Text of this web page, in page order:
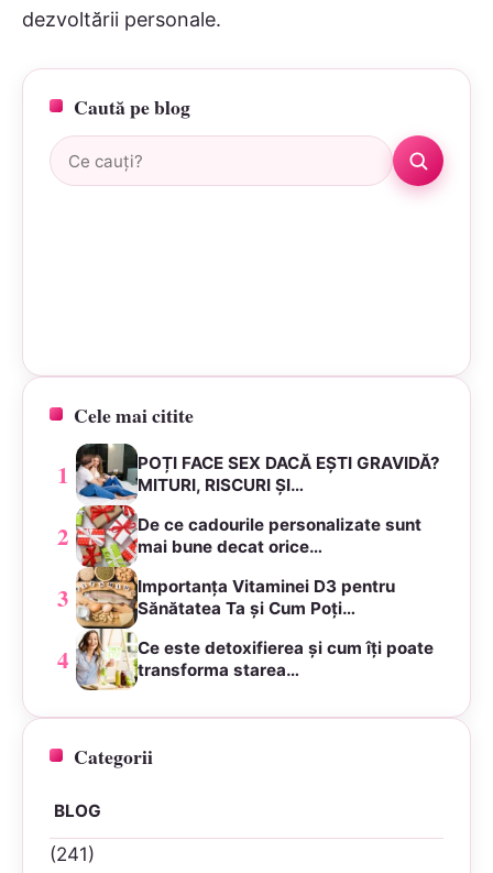
dezvoltării personale.
Caută pe blog
Caută:
Cele mai citite
1
POȚI FACE SEX DACĂ EȘTI GRAVIDĂ?
MITURI, RISCURI ȘI…
2
De ce cadourile personalizate sunt
mai bune decat orice…
3
Importanța Vitaminei D3 pentru
Sănătatea Ta și Cum Poți…
4
Ce este detoxifierea și cum îți poate
transforma starea…
Categorii
BLOG
(241)